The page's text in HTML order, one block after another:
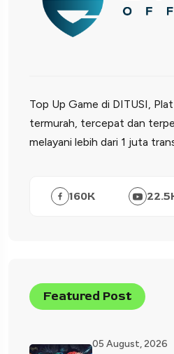
Top Up Game di DITUSI,
termurah, tercepat dan
melayani lebih dari 1 juta
160K 22.5
Featured Post
05 August, 2026